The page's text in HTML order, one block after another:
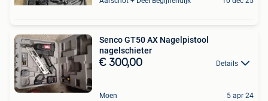
Senco GT50 AX Nagelpistool
nagelschieter
€ 300,00 Details
Moen 5 apr 24